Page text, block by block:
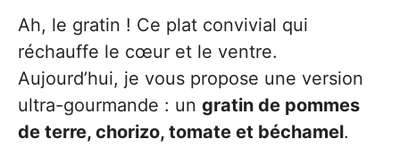
Ah, le gratin ! Ce plat convivial qui
réchauffe le cœur et le ventre.
Aujourd’hui, je vous propose une version
ultra-gourmande : un gratin de pommes
de terre, chorizo, tomate et béchamel.